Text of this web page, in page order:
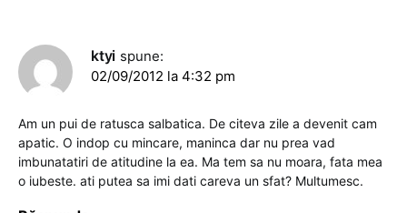
ktyi spune:
02/09/2012 la 4:32 pm
Am un pui de ratusca salbatica. De citeva zile a devenit cam
apatic. O indop cu mincare, maninca dar nu prea vad
imbunatatiri de atitudine la ea. Ma tem sa nu moara, fata mea
o iubeste. ati putea sa imi dati careva un sfat? Multumesc.